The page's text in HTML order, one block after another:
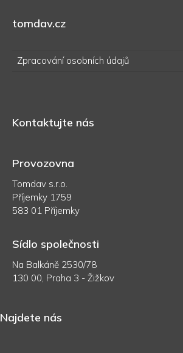
tomdav.cz
Zpracování osobních údajů
Kontaktujte nás
Provozovna
Tomdav s.r.o.
Příjemky 1759
583 01 Příjemky
Sídlo společnosti
Na Balkáně 2530/78
130 00, Praha 3 - Žižkov
Najdete nás